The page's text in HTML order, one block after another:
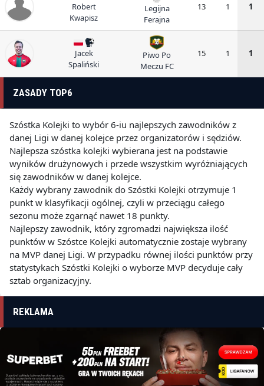
Robert
Kwapisz
Legijna
Ferajna
13 1 1
Jacek
Spaliński
Piwo Po
Meczu FC
15 1 1
ZASADY TOP6
Szóstka Kolejki to wybór 6-iu najlepszych zawodników z
danej Ligi w danej kolejce przez organizatorów i sędziów.
Najlepsza szóstka kolejki wybierana jest na podstawie
wyników drużynowych i przede wszystkim wyróżniających
się zawodników w danej kolejce.
Każdy wybrany zawodnik do Szóstki Kolejki otrzymuje 1
punkt w klasyfikacji ogólnej, czyli w przeciągu całego
sezonu może zgarnąć nawet 18 punkty.
Najlepszy zawodnik, który zgromadzi największa ilość
punktów w Szóstce Kolejki automatycznie zostaje wybrany
na MVP danej Ligi. W przypadku równej ilości punktów przy
statystykach Szóstki Kolejki o wyborze MVP decyduje cały
sztab organizacyjny.
REKLAMA